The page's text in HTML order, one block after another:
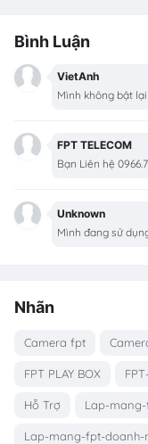
Bình Luận
VietAnh
Mình không bật lại
FPT TELECOM
Bạn Liên hệ
Unknown
Mình đang sử
Nhãn
Camera fpt
FPT PLAY BOX
Hỗ Trợ Lap-
Lap-mang-fpt-doanh-